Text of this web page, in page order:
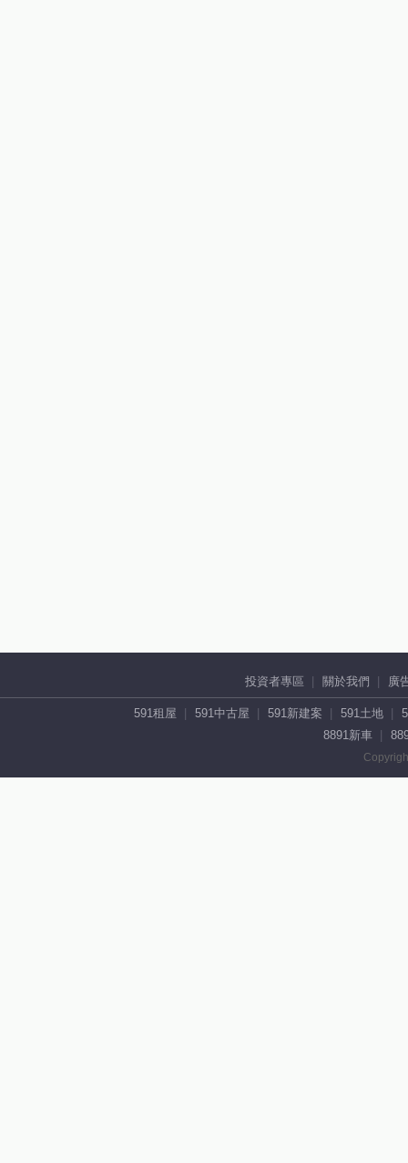
投資者專區 關於我們 廣
591租屋 591中古屋 591新建案 591土地
8891新車